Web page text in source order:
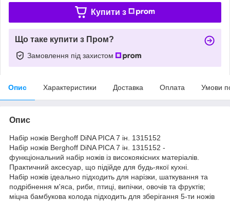
Купити з
Що таке купити з Пром?
Замовлення під захистом
Опис Характеристики Доставка Оплата Умови
Опис
Набір ножів Berghoff DiNA PICA 7 ін. 1315152
Набір ножів Berghoff DiNA PICA 7 ін. 1315152 -
функціональний набір ножів із високоякісних матеріалів.
Практичний аксесуар, що підійде для будь-якої кухні.
Набір ножів ідеально підходить для нарізки, шаткування та
подрібнення м'яса, риби, птиці, випічки, овочів та фруктів;
міцна бамбукова колода підходить для зберігання 5-ти ножів